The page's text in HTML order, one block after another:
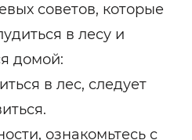
советов, которые
в лесу и
домой:
в лес, следует
ознакомьтесь с